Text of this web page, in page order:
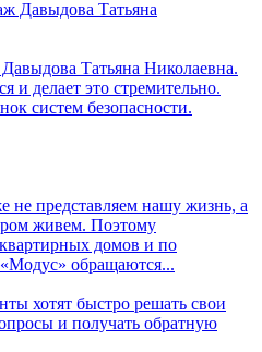
Татьяна Николаевна.
и делает это стремительно.
систем безопасности.
не представляем нашу жизнь, а
живем. Поэтому
домов и по
«Модус» обращаются...